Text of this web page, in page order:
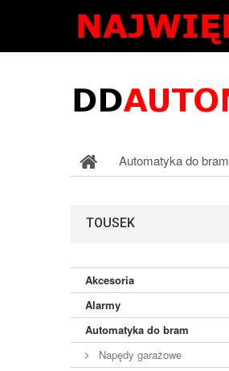
Automatyka do bram
TOUSEK
Akcesoria
Alarmy
Automatyka do bram
Napędy garażowe